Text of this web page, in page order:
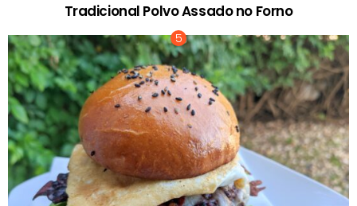
Tradicional Polvo Assado no Forno